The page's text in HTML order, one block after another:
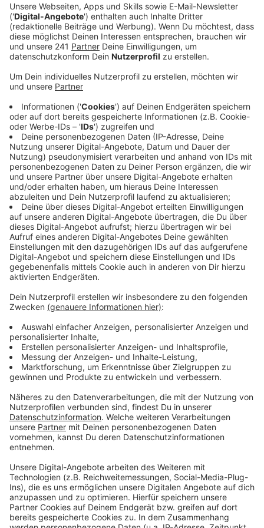
Anzeige
Eine allgemeine Verkehrskontrolle auf der A1 hat jetzt
zur Aufdeckung einer Cannabisplantage geführt. Im
Weilerswist kontrolliert – dabei fanden die Beamten
Marihuana, THC und eine geringe Menge Amphetamin.
Die Kriminalpolizei Euskirchen hat daraufhin die
Ermittlungen aufgenommen und dabei haben sich dann
Hinweise auf eine Cannabisplantage in Wittlich in
Rheinland-Pfalz ergeben.
Anzeige
Cannabis im Wert von mehreren 100.000
Euro entdeckt
Letzte Woche haben die Beamten dann
Durchsuchungsbeschlüsse für die Plantage und auch
für die Wohnungen der beiden Frauen vollstreckt – und
dabei einen ziemlich großen Fund gemacht. Denn bei
der Durchsuchung der Plantage wurden mehrere
hundert Cannabispflanzen entdeckt, die haben einen
Gesamtwert von mehreren hunderttausend Euro, sagt
die Polizei. Außerdem haben die Polizisten sowohl an
der Plantage als auch in einer der Wohnungen noch
mehrere tausend Euro Bargeld sichergestellt. Die
Ermittlungen gegen die beiden Frauen laufen jetzt
weiter, heißt es.
Anzeige